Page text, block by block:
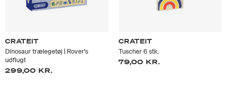
CRATEIT
Dinosaur trælegetøj | Rover's
udflugt
299,00 KR.
CRATEIT
Tuscher 6 stk.
79,00 KR.